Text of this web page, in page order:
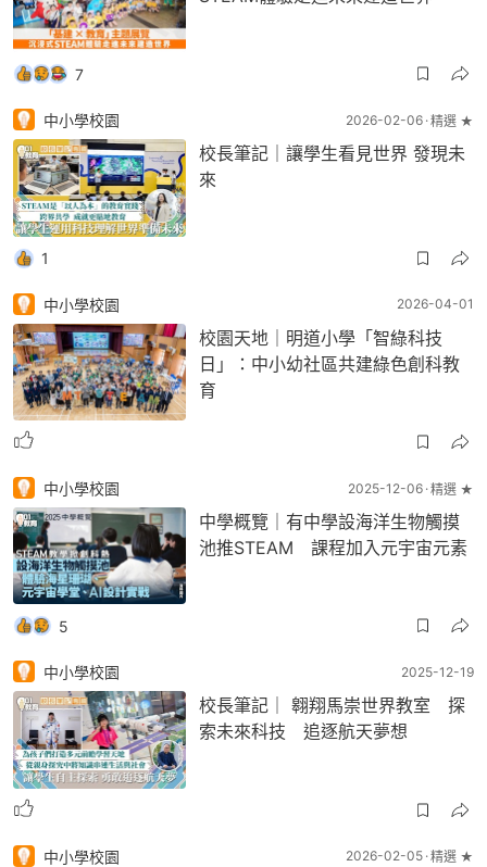
7
中小學校園 2026-02-06 精選 ★
校長筆記｜讓學生看見世界 發現未
來
1
中小學校園 2026-04-01
校園天地｜明道小學「智綠科技
日」：中小幼社區共建綠色創科教
育
中小學校園 2025-12-06 精選 ★
中學概覽｜有中學設海洋生物觸摸
池推STEAM 課程加入元宇宙元素
5
中小學校園 2025-12-19
校長筆記｜ 翱翔馬崇世界教室 探
索未來科技 追逐航天夢想
中小學校園 2026-02-05 精選 ★